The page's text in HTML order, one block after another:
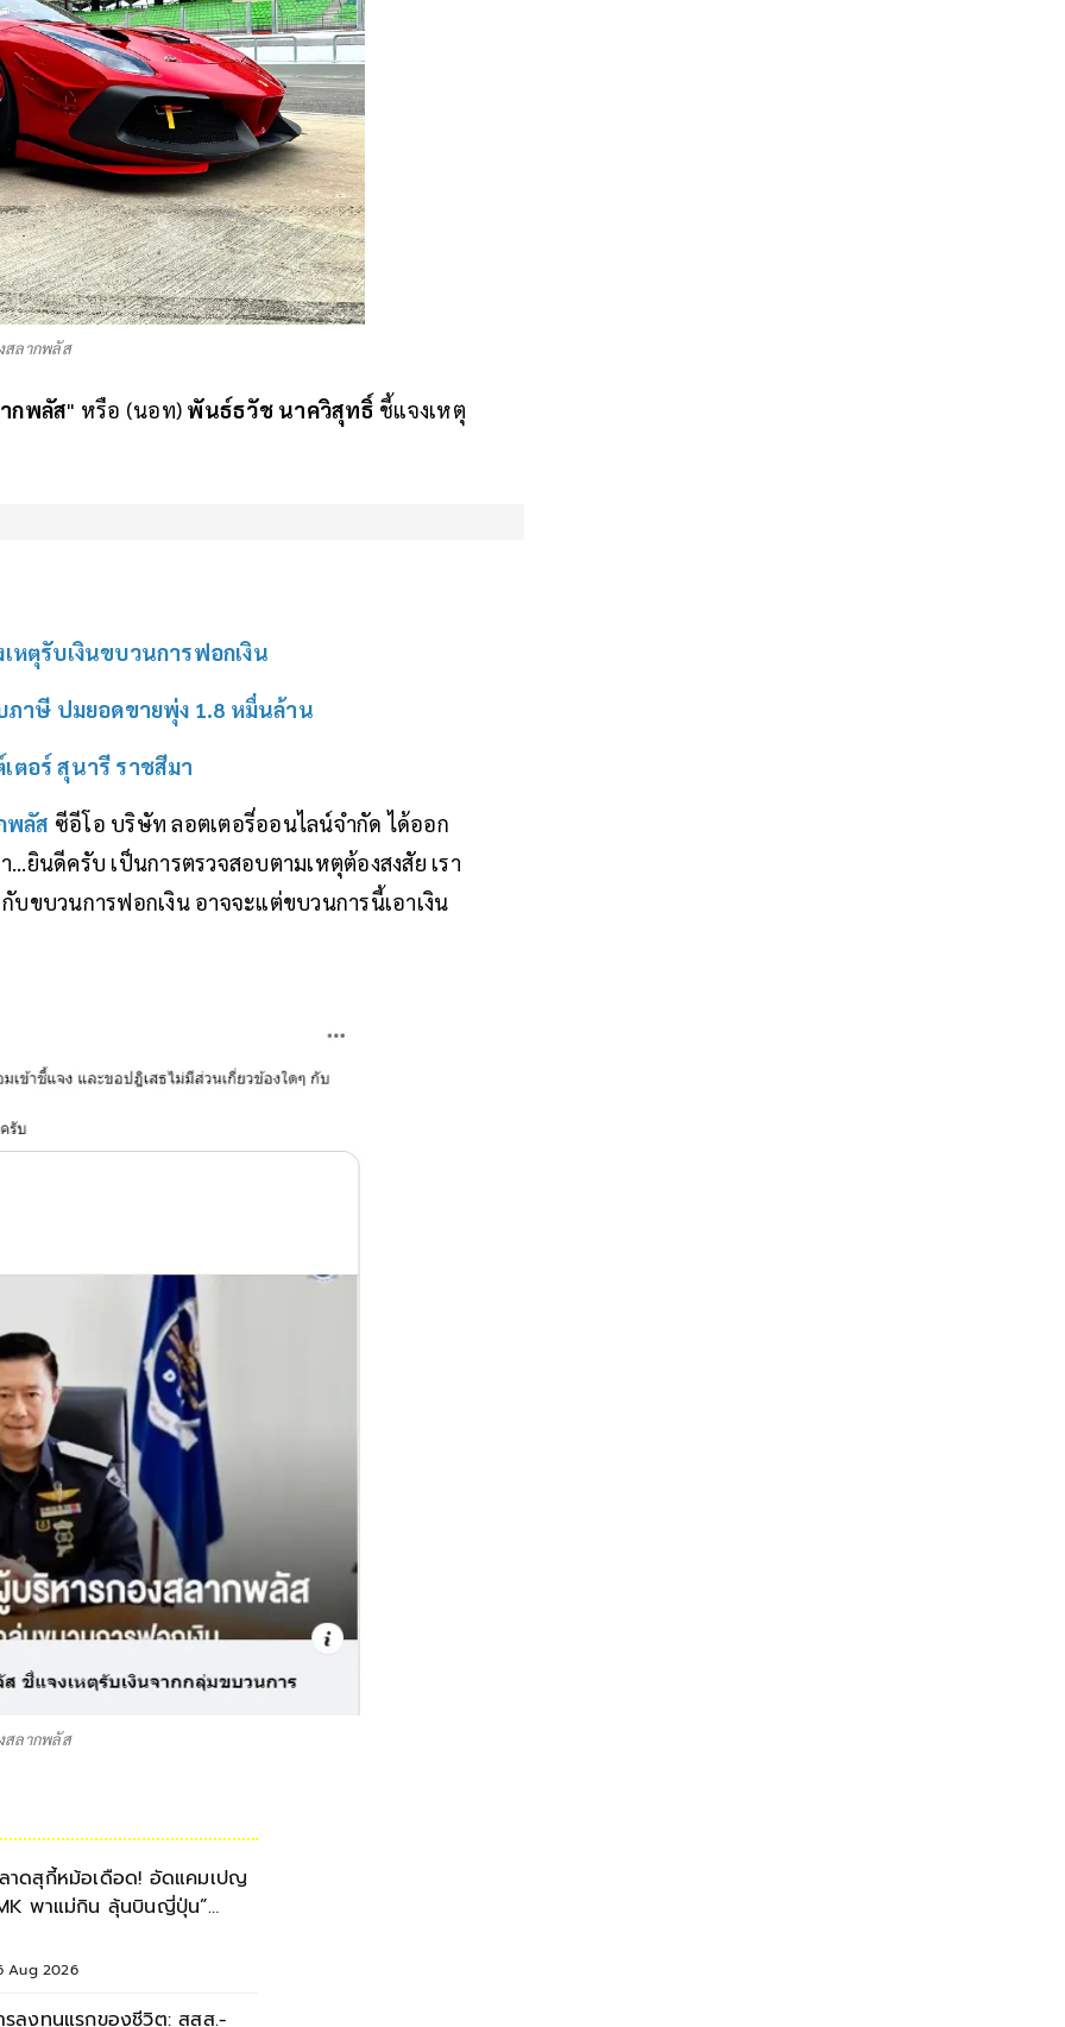
สลากพลัส
กพลัส" หรือ (นอท) พันธ์ธวัช นาควิสุทธิ์ ชี้แจงเหตุ
หตุรับเงินขบวนการฟอกเงิน
ภาษี ปมยอดขายพุ่ง 1.8 หมื่นล้าน
ตอร์ สุนารี ราชสีมา
พลัส ซีอีโอ บริษัท ลอตเตอรี่ออนไลน์จำกัด ได้ออก
ยินดีครับ เป็นการตรวจสอบตามเหตุต้องสงสัย เรา
บขบวนการฟอกเงิน อาจจะแต่ขบวนการนี้เอาเงิน
สลากพลัส
าดสุกี้หม้อเดือด! อัดแคมเปญ
พาแม่กิน ลุ้นบินญี่ปุ่น”
Aug 2026
รลงทุนแรกของชีวิต: สสส.-